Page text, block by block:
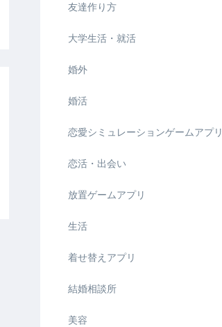
友達作り方
大学生活・就活
婚外
婚活
恋愛シミュレーションゲームアプリ
恋活・出会い
放置ゲームアプリ
生活
着せ替えアプリ
結婚相談所
美容